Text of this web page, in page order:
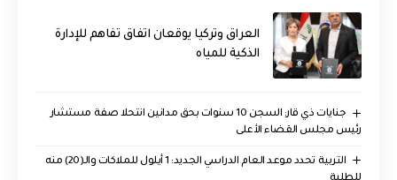
العراق وتركيا يوقعان اتفاق تفاهم للإدارة
الذكية للمياه
جنايات ذي قار: السجن 10 سنوات بحق مدانين انتحلا صفة مستشار
رئيس مجلس القضاء الأعلى
التربية تحدد موعد العام الدراسي الجديد: 1 أيلول للملاكات والـ(20) منه